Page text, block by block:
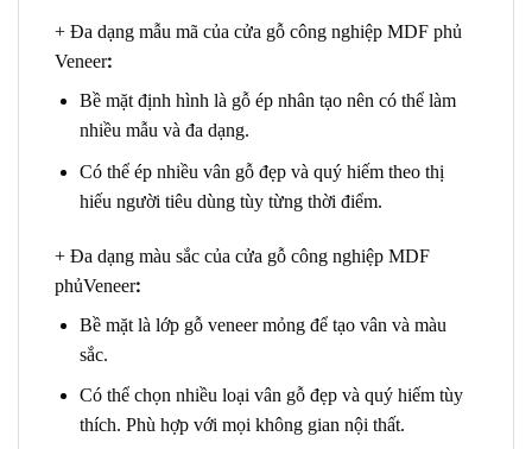
+ Đa dạng mẫu mã của cửa gỗ công nghiệp MDF phủ
Veneer:
Bề mặt định hình là gỗ ép nhân tạo nên có thể làm
nhiều mẫu và đa dạng.
Có thể ép nhiều vân gỗ đẹp và quý hiếm theo thị
hiếu người tiêu dùng tùy từng thời điểm.
+ Đa dạng màu sắc của cửa gỗ công nghiệp MDF
phủVeneer:
Bề mặt là lớp gỗ veneer mỏng để tạo vân và màu
sắc.
Có thể chọn nhiều loại vân gỗ đẹp và quý hiếm tùy
thích. Phù hợp với mọi không gian nội thất.